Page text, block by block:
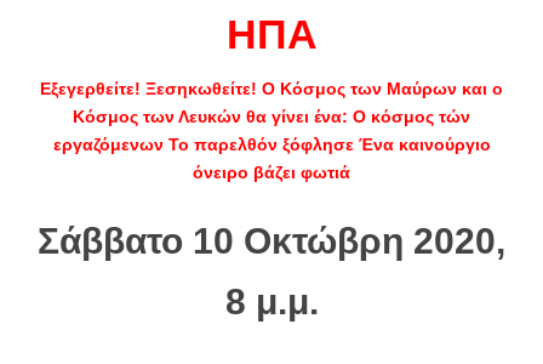
ΗΠΑ
Εξεγερθείτε! Ξεσηκωθείτε! Ο Κόσμος των Μαύρων και ο
Κόσμος των Λευκών θα γίνει ένα: Ο κόσμος τών
εργαζόμενων Το παρελθόν ξόφλησε Ένα καινούργιο
όνειρο βάζει φωτιά
Σάββατο 10 Οκτώβρη 2020,
8 μ.μ.